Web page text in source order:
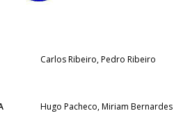
Carlos Ribeiro, Pedro Ribeiro
Hugo Pacheco, Miriam Bernardes